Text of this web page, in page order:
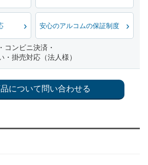
安心のアルコムの保証制度
コンビニ決済・
掛売対応（法人様）